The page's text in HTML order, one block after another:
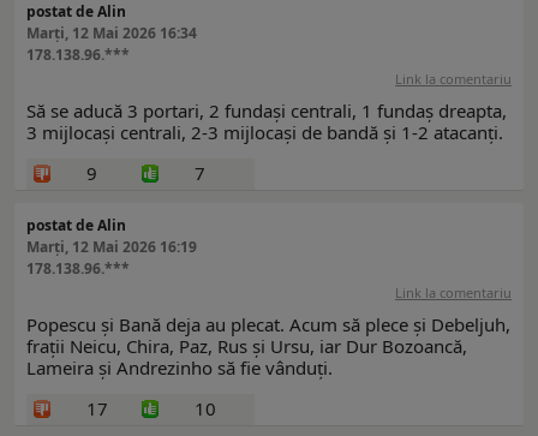
postat de Alin
Marți, 12 Mai 2026 16:34
178.138.96.***
Link la comentariu
Să se aducă 3 portari, 2 fundași centrali, 1 fundaș dreapta,
3 mijlocași centrali, 2-3 mijlocași de bandă și 1-2 atacanți.
9
7
postat de Alin
Marți, 12 Mai 2026 16:19
178.138.96.***
Link la comentariu
Popescu și Bană deja au plecat. Acum să plece și Debeljuh,
frații Neicu, Chira, Paz, Rus și Ursu, iar Dur Bozoancă,
Lameira și Andrezinho să fie vânduți.
17
10